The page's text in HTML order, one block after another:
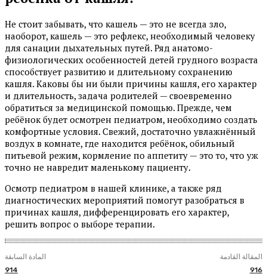
Не стоит забывать, что кашель — это не всегда зло,
наоборот, кашель — это рефлекс, необходимый человеку
для санации дыхательных путей. Ряд анатомо-
физиологических особенностей детей грудного возраста
способствует развитию и длительному сохранению
кашля. Каковы бы ни были причины кашля, его характер
и длительность, задача родителей — своевременно
обратиться за медицинской помощью. Прежде, чем
ребёнок будет осмотрен педиатром, необходимо создать
комфортные условия. Свежий, достаточно увлажнённый
воздух в комнате, где находится ребёнок, обильный
питьевой режим, кормление по аппетиту — это то, что уж
точно не навредит маленькому пациенту.
Осмотр педиатром в нашей клинике, а также ряд
диагностических мероприятий помогут разобраться в
причинах кашля, дифференцировать его характер,
решить вопрос о выборе терапии.
المادة السابقة
914
المقالة القادمة
916